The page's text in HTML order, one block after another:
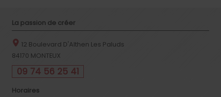
La passion de créer
12 Boulevard D'Althen Les Paluds
84170 MONTEUX
09 74 56 25 41
Horaires